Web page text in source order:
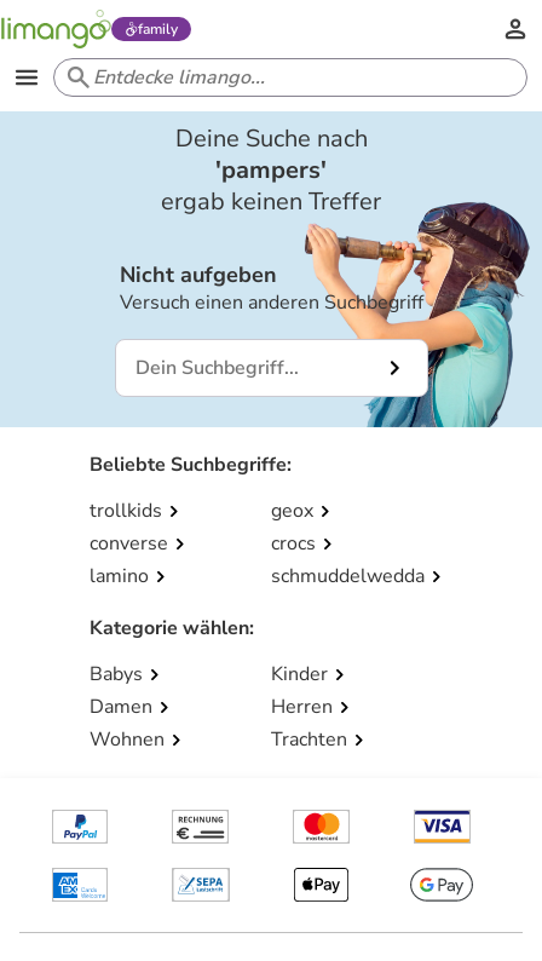
family
Deine Suche nach
'pampers'
ergab keinen Treffer
Nicht aufgeben
Versuch einen anderen Suchbegriff
Beliebte Suchbegriffe:
trollkids
geox
converse
crocs
lamino
schmuddelwedda
Kategorie wählen:
Babys
Kinder
Damen
Herren
Wohnen
Trachten